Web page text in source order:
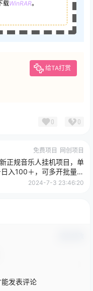
载WinRAR。
给TA打赏
0 0
免费项目 网创项目
正规音乐人挂机项目，单
入100＋，可多开批量操
，简单挂机操作，轻松实现
2024-7-3 23:46:20
发表评论